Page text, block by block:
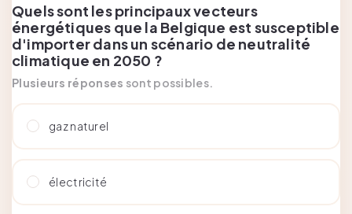
Quels sont les principaux vecteurs
énergétiques que la Belgique est susceptible
d'importer dans un scénario de neutralité
climatique en 2050 ?
Plusieurs réponses sont possibles.
gaz naturel
électricité